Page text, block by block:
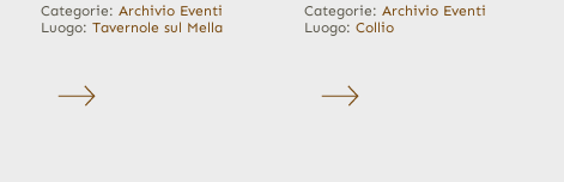
Categorie:Archivio Eventi
Luogo:Tavernole sul Mella
Categorie: Archivio Eventi
Luogo: Collio